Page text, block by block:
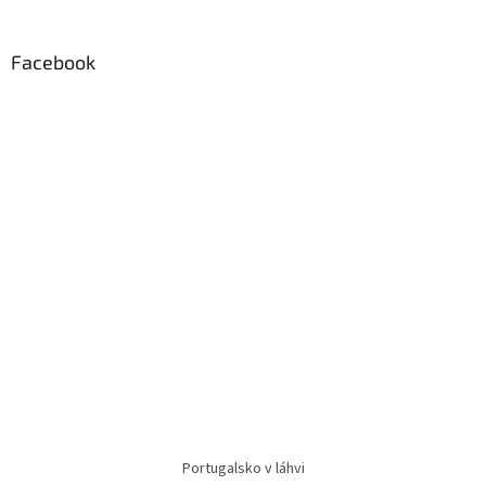
Facebook
Portugalsko v láhvi